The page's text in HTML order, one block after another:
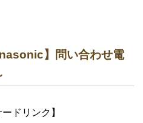
】問い合わせ電
ードリンク】